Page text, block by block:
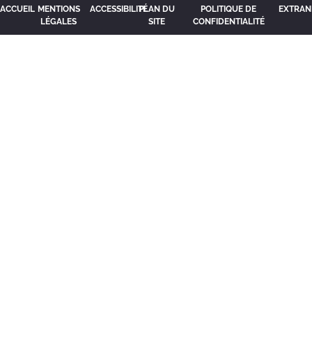
ACCUEIL MENTIONS
LÉGALES
ACCESSIBILITÉPLAN DU
SITE
POLITIQUE DE
CONFIDENTIALITÉ